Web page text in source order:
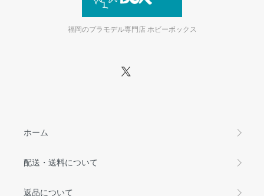
福岡のプラモデル専門店 ホビーボックス
ホーム
配送・送料について
返品について